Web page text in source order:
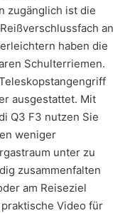
zugänglich ist die
an
haben die
Schulterriemen.
ausgestattet. Mit
Q3 F3 nutzen Sie
weniger
unter zu
zusammenfalten
am Reiseziel
Video für